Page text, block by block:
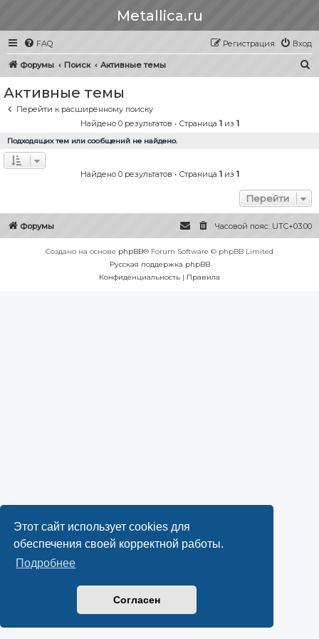
Этот сайт использует cookies для
обеспечения своей корректной работы.
Подробнее
Согласен
Metallica.ru
FAQ Вход
Регистрация
Форумы Поиск Активные темы
Активные темы
Перейти к расширенному поиску
Найдено 0 результатов • Страница 1из 1
Подходящих тем или сообщений не найдено.
Найдено 0 результатов • Страница 1из 1
Перейти
Форумы Часовой пояс: UTC+03:00
Создано на основе phpBB® Forum Software © phpBB Limited
Русская поддержка phpBB
Конфиденциальность | Правила